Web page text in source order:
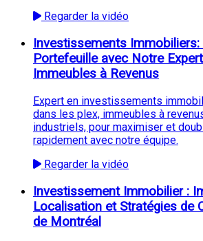
Regarder la vidéo
Investissements
Portefeuille avec Notre
Immeubles à Revenus
Expert en investissements
dans les plex, immeubles à
industriels, pour maximiser et
rapidement avec notre équipe.
Regarder la vidéo
Investissement Immobilier :
Localisation et Stratégies de
de Montréal